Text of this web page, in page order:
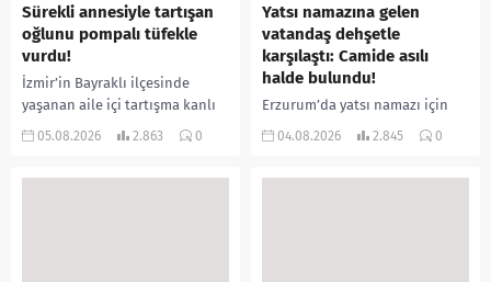
Sürekli annesiyle tartışan
oğlunu pompalı tüfekle
vurdu!
İzmir’in Bayraklı ilçesinde
yaşanan aile içi tartışma kanlı
bitti. İddiaya göre, uzun süredir
05.08.2026 2.863 0
Yatsı namazına gelen
vatandaş dehşetle
karşılaştı: Camide asılı
halde bulundu!
Erzurum’da yatsı namazı için
camiye gelen bir vatandaş,
04.08.2026 2.845 0